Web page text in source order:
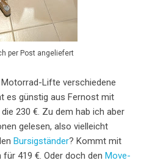
per Post angeliefert
Lifte verschiedene
es günstig aus Fernost mit
230 €. Zu dem hab ich aber
gelesen, also vielleicht
Bursigständer? Kommt mit
419 €. Oder doch den Move-